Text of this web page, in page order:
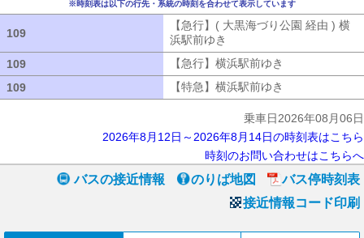
※時刻表は以下の行先・系統の時刻を合わせて表示しています
109
【急行】( 大黒海づり公園 経由 ) 横
浜駅前ゆき
109
【急行】横浜駅前ゆき
109
【特急】横浜駅前ゆき
乗車日2026年08月06日
2026年8月12日～2026年8月14日の時刻表はこちら
時刻のお問い合わせはこちらへ
バスの接近情報 のりば地図
バス停時刻表
接近情報コード印刷